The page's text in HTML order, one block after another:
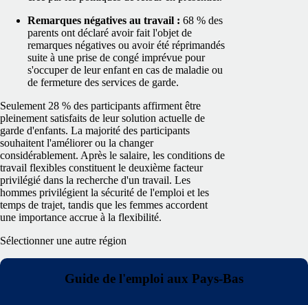
Remarques négatives au travail : 68 % des
parents ont déclaré avoir fait l'objet de
remarques négatives ou avoir été réprimandés
suite à une prise de congé imprévue pour
s'occuper de leur enfant en cas de maladie ou
de fermeture des services de garde.
Seulement 28 % des participants affirment être
pleinement satisfaits de leur solution actuelle de
garde d'enfants. La majorité des participants
souhaitent l'améliorer ou la changer
considérablement. Après le salaire, les conditions de
travail flexibles constituent le deuxième facteur
privilégié dans la recherche d'un travail. Les
hommes privilégient la sécurité de l'emploi et les
temps de trajet, tandis que les femmes accordent
une importance accrue à la flexibilité.
Sélectionner une autre région
Guide de l'emploi aux Pays-Bas